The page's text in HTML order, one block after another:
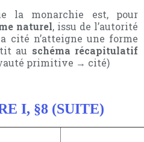
la monarchie est, pour
naturel, issu de l’autorité
cité n’atteigne une forme
au schéma récapitulatif
primitive → cité)
I, §8 (SUITE)